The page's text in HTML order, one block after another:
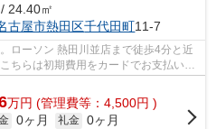
24.40㎡
古屋市熱田区千代田町11-7
ローソン 熱田川並店まで徒歩4分と近
ちらは初期費用をカードでお支払いい
...
万円 (管理費等：4,500円 )
0ヶ月 礼金 0ヶ月